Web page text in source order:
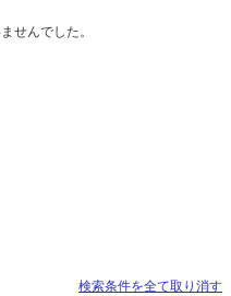
せんでした。
検索条件を全て取り消す